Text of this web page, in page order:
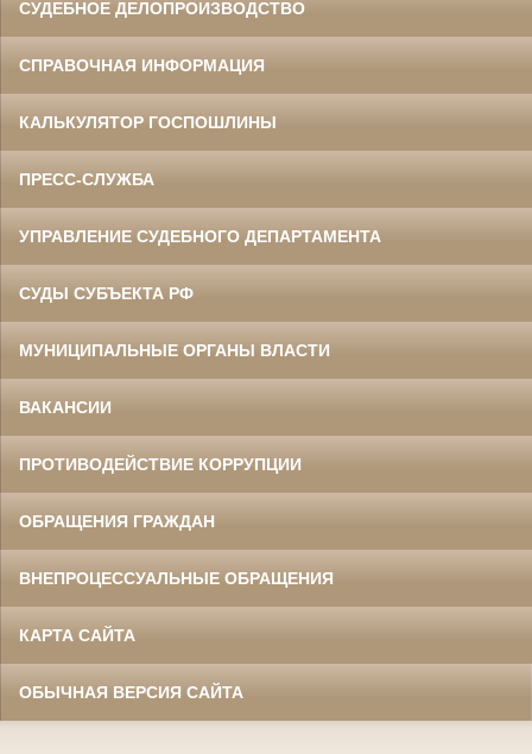
СУДЕБНОЕ ДЕЛОПРОИЗВОДСТВО
СПРАВОЧНАЯ ИНФОРМАЦИЯ
КАЛЬКУЛЯТОР ГОСПОШЛИНЫ
ПРЕСС-СЛУЖБА
УПРАВЛЕНИЕ СУДЕБНОГО ДЕПАРТАМЕНТА
СУДЫ СУБЪЕКТА РФ
МУНИЦИПАЛЬНЫЕ ОРГАНЫ ВЛАСТИ
ВАКАНСИИ
ПРОТИВОДЕЙСТВИЕ КОРРУПЦИИ
ОБРАЩЕНИЯ ГРАЖДАН
ВНЕПРОЦЕССУАЛЬНЫЕ ОБРАЩЕНИЯ
КАРТА САЙТА
ОБЫЧНАЯ ВЕРСИЯ САЙТА